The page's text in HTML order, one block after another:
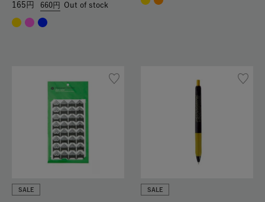
660
165 Out of stock
SALE SALE